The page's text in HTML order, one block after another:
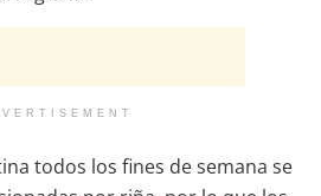
todos los fines de semana se